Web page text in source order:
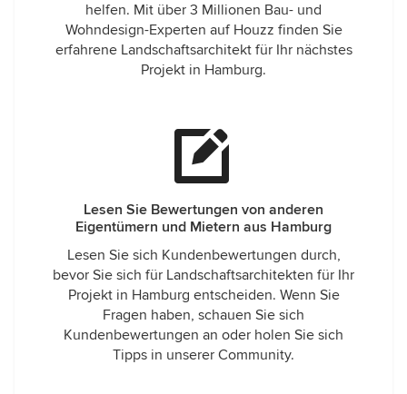
helfen. Mit über 3 Millionen Bau- und
Wohndesign-Experten auf Houzz finden Sie
erfahrene Landschaftsarchitekt für Ihr nächstes
Projekt in Hamburg.
Lesen Sie Bewertungen von anderen
Eigentümern und Mietern aus Hamburg
Lesen Sie sich Kundenbewertungen durch,
bevor Sie sich für Landschaftsarchitekten für Ihr
Projekt in Hamburg entscheiden. Wenn Sie
Fragen haben, schauen Sie sich
Kundenbewertungen an oder holen Sie sich
Tipps in unserer Community.